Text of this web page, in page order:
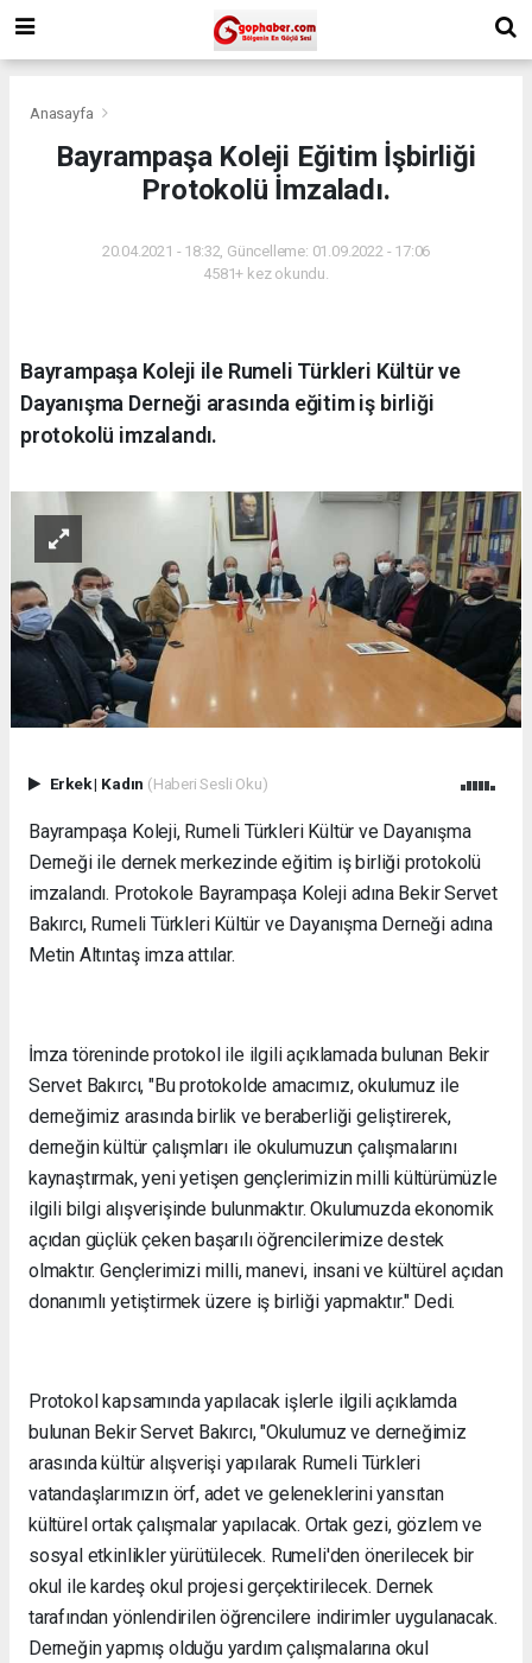
Anasayfa
Bayrampaşa Koleji Eğitim İşbirliği
Protokolü İmzaladı.
20.04.2021 - 18:32, Güncelleme: 01.09.2022 - 17:06
4581+ kez okundu.
Bayrampaşa Koleji ile Rumeli Türkleri Kültür ve
Dayanışma Derneği arasında eğitim iş birliği
protokolü imzalandı.
Erkek| Kadın (Haberi Sesli Oku)
Bayrampaşa Koleji, Rumeli Türkleri Kültür ve Dayanışma
Derneği ile dernek merkezinde eğitim iş birliği protokolü
imzalandı. Protokole Bayrampaşa Koleji adına Bekir Servet
Bakırcı, Rumeli Türkleri Kültür ve Dayanışma Derneği adına
Metin Altıntaş imza attılar.
İmza töreninde protokol ile ilgili açıklamada bulunan Bekir
Servet Bakırcı, "Bu protokolde amacımız, okulumuz ile
derneğimiz arasında birlik ve beraberliği geliştirerek,
derneğin kültür çalışmları ile okulumuzun çalışmalarını
kaynaştırmak, yeni yetişen gençlerimizin milli kültürümüzle
ilgili bilgi alışverişinde bulunmaktır. Okulumuzda ekonomik
açıdan güçlük çeken başarılı öğrencilerimize destek
olmaktır. Gençlerimizi milli, manevi, insani ve kültürel açıdan
donanımlı yetiştirmek üzere iş birliği yapmaktır." Dedi.
Protokol kapsamında yapılacak işlerle ilgili açıklamda
bulunan Bekir Servet Bakırcı, "Okulumuz ve derneğimiz
arasında kültür alışverişi yapılarak Rumeli Türkleri
vatandaşlarımızın örf, adet ve geleneklerini yansıtan
kültürel ortak çalışmalar yapılacak. Ortak gezi, gözlem ve
sosyal etkinlikler yürütülecek. Rumeli'den önerilecek bir
okul ile kardeş okul projesi gerçektirilecek. Dernek
tarafından yönlendirilen öğrencilere indirimler uygulanacak.
Derneğin yapmış olduğu yardım çalışmalarına okul